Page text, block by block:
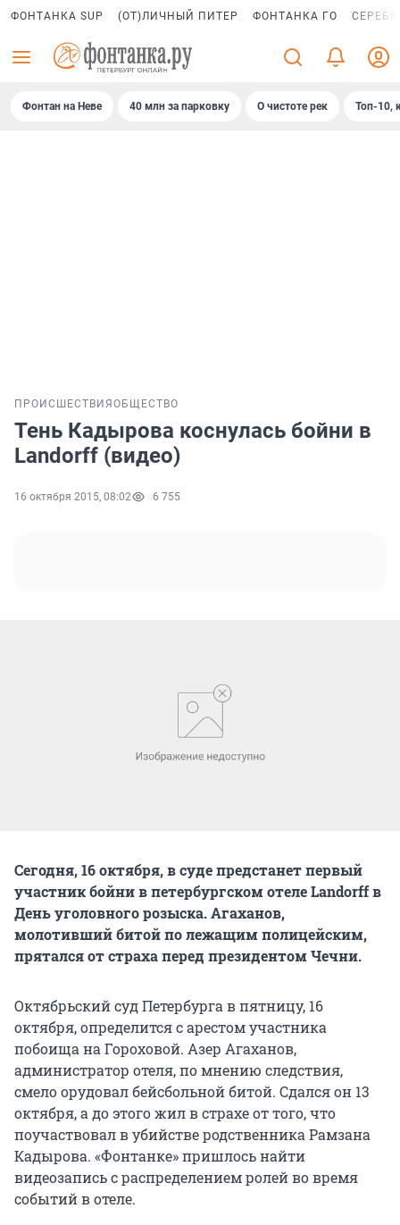
ФОНТАНКА SUP (ОТ)ЛИЧНЫЙ ПИТЕР ФОНТАНКА ГО
Фонтан на Неве 40 млн за парковку О чистоте рек Топ-10,
ПРОИСШЕСТВИЯ ОБЩЕСТВО
Тень Кадырова коснулась бойни в
Landorff (видео)
16 октября 2015, 08:02 6 755
Сегодня, 16 октября, в суде предстанет первый
участник бойни в петербургском отеле Landorff в
День уголовного розыска. Агаханов,
молотивший битой по лежащим полицейским,
прятался от страха перед президентом Чечни.
Октябрьский суд Петербурга в пятницу, 16
октября, определится с арестом участника
побоища на Гороховой. Азер Агаханов,
администратор отеля, по мнению следствия,
смело орудовал бейсбольной битой. Сдался он 13
октября, а до этого жил в страхе от того, что
поучаствовал в убийстве родственника Рамзана
Кадырова. «Фонтанке» пришлось найти
видеозапись с распределением ролей во время
событий в отеле.